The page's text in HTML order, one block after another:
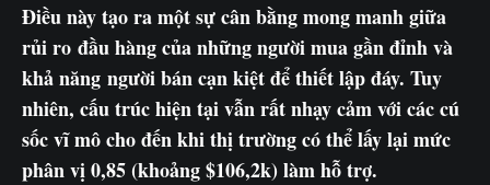
Điều này tạo ra một sự cân bằng mong manh giữa
rủi ro đầu hàng của những người mua gần đỉnh và
khả năng người bán cạn kiệt để thiết lập đáy. Tuy
nhiên, cấu trúc hiện tại vẫn rất nhạy cảm với các cú
sốc vĩ mô cho đến khi thị trường có thể lấy lại mức
phân vị 0,85 (khoảng $106,2k) làm hỗ trợ.